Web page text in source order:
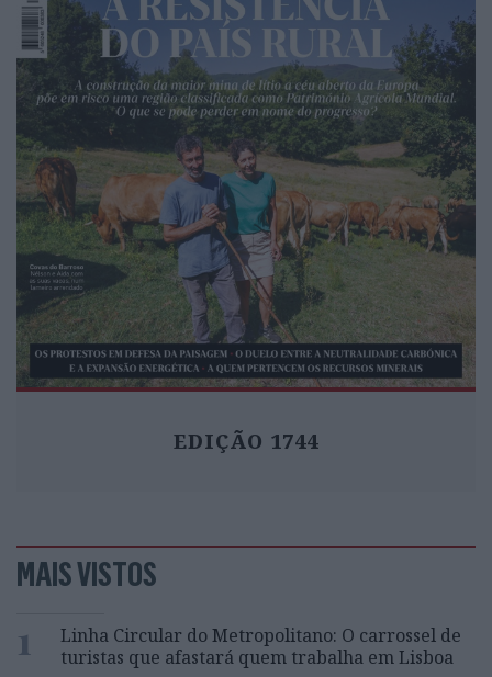
EDIÇÃO 1744
MAIS VISTOS
1
Linha Circular do Metropolitano: O carrossel de
turistas que afastará quem trabalha em Lisboa